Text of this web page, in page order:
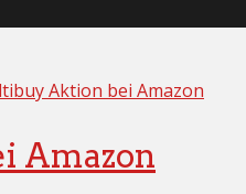
Amazon